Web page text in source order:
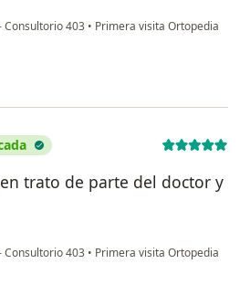
Consultorio 403 • Primera visita Ortopedia
trato de parte del doctor y
Consultorio 403 • Primera visita Ortopedia